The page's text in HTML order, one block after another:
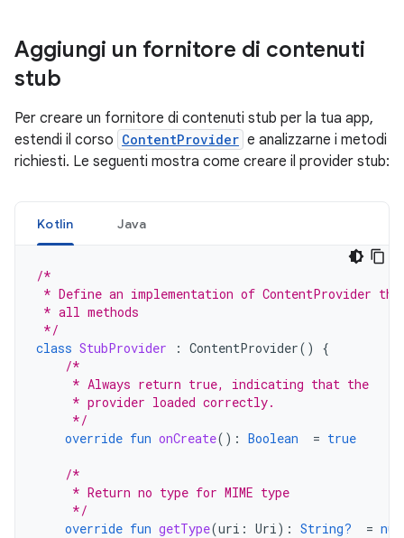
Aggiungi un fornitore di contenuti
stub
Per creare un fornitore di contenuti stub per la tua app,
estendi il corso ContentProvider e analizzarne i metodi
richiesti. Le seguenti mostra come creare il provider stub:
Kotlin Java
/*
* Define an implementation of ContentProvider
* all methods
*/
class StubProvider : ContentProvider()
{
/*
     * Always return true, indicating that the
     * provider loaded correctly.
     */
override fun onCreate(): Boolean = true
/*
     * Return no type for MIME type
     */
override fun getType(uri : Uri): String? =